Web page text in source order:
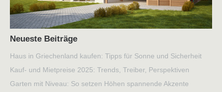
Neueste Beiträge
Haus in Griechenland kaufen: Tipps für Sonne und Sicherheit
Kauf- und Mietpreise 2025: Trends, Treiber, Perspektiven
Garten mit Niveau: So setzen Höhen spannende Akzente